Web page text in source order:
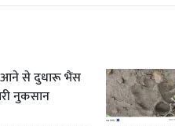
से दुधारू भैंस
नुकसान